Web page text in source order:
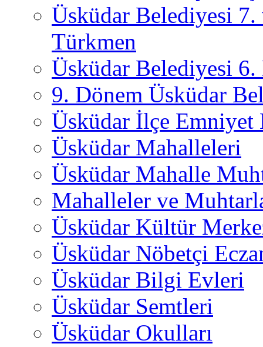
Üsküdar Belediyesi
Türkmen
Üsküdar Belediyesi 6.
9. Dönem Üsküdar
Üsküdar İlçe
Üsküdar Mahalleleri
Üsküdar Mahalle
Mahalleler ve
Üsküdar Kültür
Üsküdar Nöbetçi
Üsküdar Bilgi Evleri
Üsküdar Semtleri
Üsküdar Okulları